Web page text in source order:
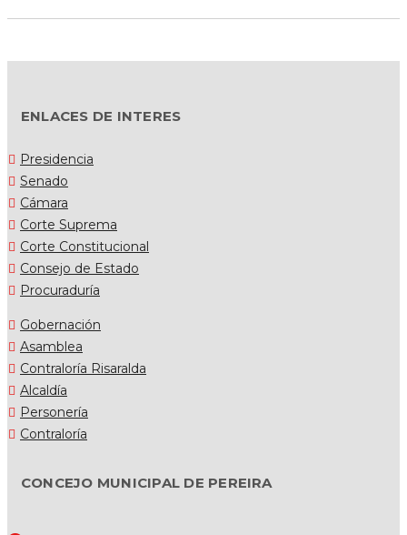
ENLACES DE INTERES
Presidencia
Senado
Cámara
Corte Suprema
Corte Constitucional
Consejo de Estado
Procuraduría
Gobernación
Asamblea
Contraloría Risaralda
Alcaldía
Personería
Contraloría
CONCEJO MUNICIPAL DE PEREIRA